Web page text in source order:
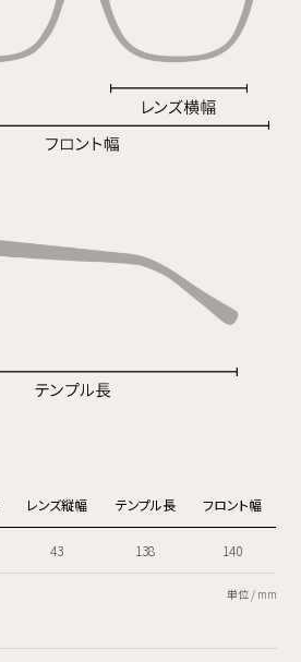
レンズ縦幅 テンプル長 フロント幅
43 138 140
単位 / mm